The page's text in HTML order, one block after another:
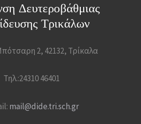
Δευτεροβάθμιας
Τρικάλων
2, 42132, Τρίκαλα
Τηλ.:24310 46401
mail@dide.tri.sch.gr